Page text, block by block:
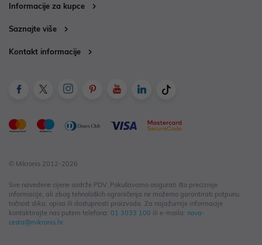
Informacije za kupce
Saznajte više
Kontakt informacije
© Mikronis 2012-2026
Sve navedene cijene sadrže PDV. Pokušavamo osigurati što preciznije
informacije, ali zbog tehnoloških ograničenja ne možemo garantirati potpunu
točnost slika, opisa ili dostupnosti proizvoda. Za najažurnije informacije
kontaktirajte nas putem telefona: 01 3033 100 ili e-maila: nova-
cesta@mikronis.hr.